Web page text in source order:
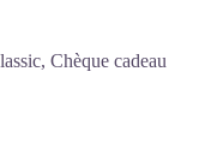
Chèque cadeau